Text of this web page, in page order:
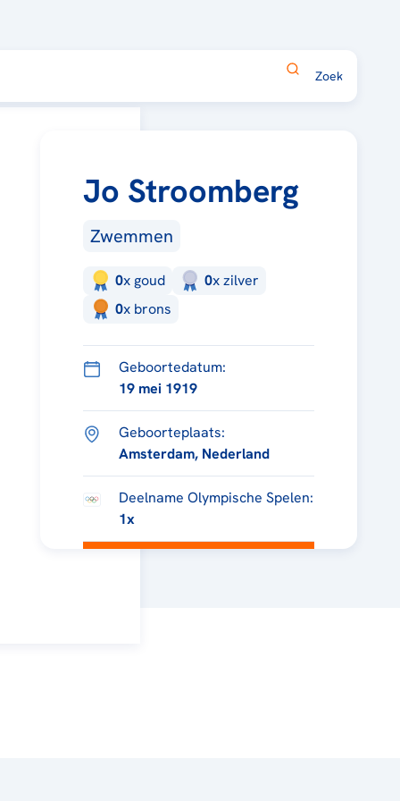
Jo Stroomberg
Zwemmen
0x goud 0xzilver
0x brons
Geboortedatum:
19 mei 1919
Geboorteplaats:
Amsterdam, Nederland
Deelname Olympische Spelen:
1x